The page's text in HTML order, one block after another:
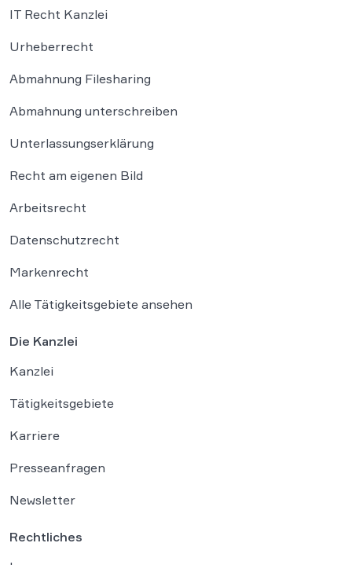
IT Recht Kanzlei
Urheberrecht
Abmahnung Filesharing
Abmahnung unterschreiben
Unterlassungserklärung
Recht am eigenen Bild
Arbeitsrecht
Datenschutzrecht
Markenrecht
Alle Tätigkeitsgebiete ansehen
Die Kanzlei
Kanzlei
Tätigkeitsgebiete
Karriere
Presseanfragen
Newsletter
Rechtliches